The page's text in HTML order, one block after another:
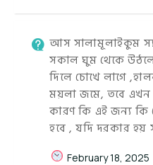
আস সালামূলাইকুম
সকাল ঘুম থেকে
দিলে চোখে লাগে
ময়লা জমে, তবে
কারণ কি এই জন্য কি
হবে , যদি দরকার হয়
February 18, 2025